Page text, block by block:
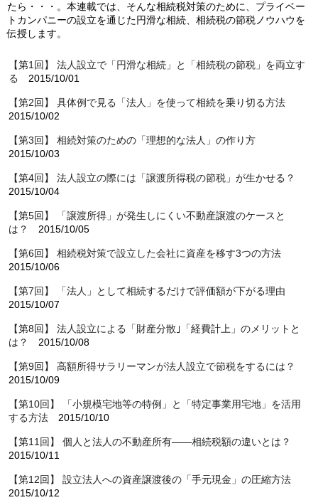
たら・・・。本連載では、そんな相続税対策のために、プライベー
トカンパニーの設立を通じた円滑な相続、相続税の節税ノウハウを
伝授します。
【第1回】 法人設立で「円滑な相続」と「相続税の節税」を両立す
る
2015/10/01
【第2回】 具体例で見る「法人」を使って相続を乗り切る方法
2015/10/02
【第3回】 相続対策のための「理想的な法人」の作り方
2015/10/03
【第4回】 法人設立の際には「譲渡所得税の節税」が生かせる？
2015/10/04
【第5回】 「譲渡所得」が発生しにくい不動産譲渡のケースと
は？
2015/10/05
【第6回】 相続税対策で設立した会社に資産を移す3つの方法
2015/10/06
【第7回】 「法人」として相続するだけで評価額が下がる理由
2015/10/07
【第8回】 法人設立による「財産分散｣「経費計上」のメリットと
は？
2015/10/08
【第9回】 高額所得サラリーマンが法人設立で節税をするには？
2015/10/09
【第10回】 「小規模宅地等の特例」と「特定事業用宅地」を活用
する方法 2015/10/10
【第11回】 個人と法人の不動産所有——相続税額の違いとは？
2015/10/11
【第12回】 設立法人への資産譲渡後の「手元現金」の圧縮方法
2015/10/12